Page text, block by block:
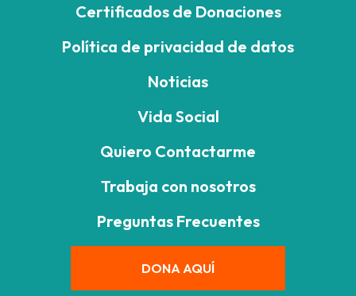
Certificados de Donaciones
Política de privacidad de datos
Noticias
Vida Social
Quiero Contactarme
Trabaja con nosotros
Preguntas Frecuentes
DONA AQUÍ